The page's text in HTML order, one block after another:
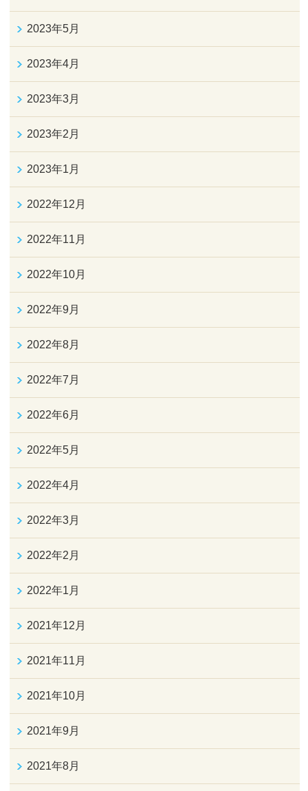
2023年5月
2023年4月
2023年3月
2023年2月
2023年1月
2022年12月
2022年11月
2022年10月
2022年9月
2022年8月
2022年7月
2022年6月
2022年5月
2022年4月
2022年3月
2022年2月
2022年1月
2021年12月
2021年11月
2021年10月
2021年9月
2021年8月